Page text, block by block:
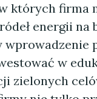
których firma
energii na
wprowadzenie
w
zielonych